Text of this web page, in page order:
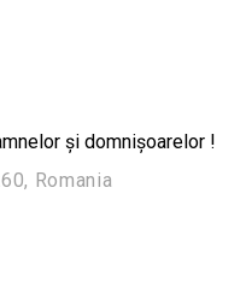
și domnișoarelor !
Romania